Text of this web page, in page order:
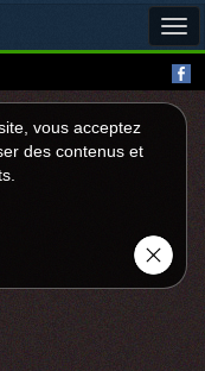
vous acceptez
des contenus et